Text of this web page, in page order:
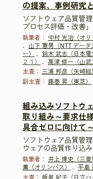
の提案、事例研究
ソフトウェア品質管
プロセス評価・改善」
執筆者： 中村 光治（オリ
、 山下 憲男（NTT データ
ー）
、 鈴木 武志（日本電
２１）
、 髙津 修一（山武
主査： 三浦 邦彦（矢崎総
副主査： 藤巻 昇（東芝）
組み込みソフトウ
取り組み～要求仕
具合ゼロに向けて～
ソフトウェア品質管
ウェアの品質作り込
執筆者： 井上 博史（三菱
薫（オリンパス）
、 平島
主査： 飯泉 紀子（日立ハ